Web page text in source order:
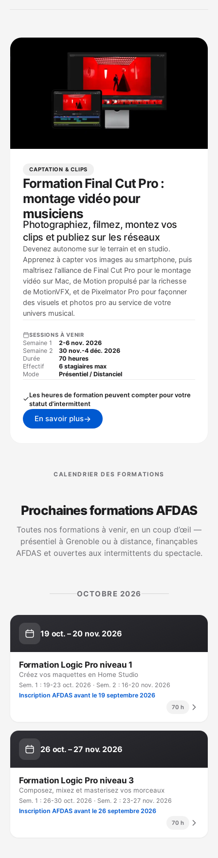
CAPTATION & CLIPS
Formation Final Cut Pro :
montage vidéo pour
musiciens
Photographiez, filmez, montez vos
clips et publiez sur les réseaux
Devenez autonome sur le terrain et en studio.
Apprenez à capter vos images au smartphone, puis
maîtrisez l'alliance de Final Cut Pro pour le montage
vidéo sur Mac, de Motion propulsé par la richesse
de MotionVFX, et de Pixelmator Pro pour façonner
des visuels et photos pro au service de votre
univers musical.
SESSIONS À VENIR
Semaine 1
2-6 nov. 2026
Semaine 2
30 nov.-4 déc. 2026
Durée
70 heures
Effectif
6 stagiaires max
Mode
Présentiel / Distanciel
Les heures de formation peuvent compter pour votre
statut d'intermittent
En savoir plus→
CALENDRIER DES FORMATIONS
Prochaines formations AFDAS
Toutes nos formations à venir, en un coup d’œil —
présentiel à Grenoble ou à distance, finançables
AFDAS et ouvertes aux intermittents du spectacle.
OCTOBRE 2026
19 oct. – 20 nov. 2026
Formation Logic Pro niveau 1
Créez vos maquettes en Home Studio
Sem. 1 : 19-23 oct. 2026 · Sem. 2 : 16-20 nov. 2026
Inscription AFDAS avant le 19 septembre 2026
70 h
26 oct. – 27 nov. 2026
Formation Logic Pro niveau 3
Composez, mixez et masterisez vos morceaux
Sem. 1 : 26-30 oct. 2026 · Sem. 2 : 23-27 nov. 2026
Inscription AFDAS avant le 26 septembre 2026
70 h